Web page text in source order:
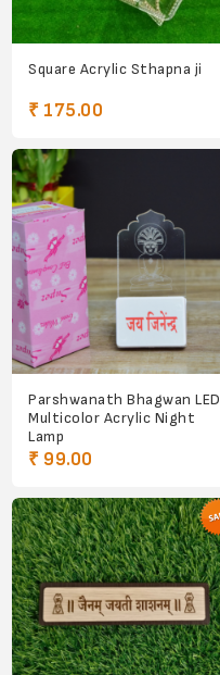
Square Acrylic Sthapna ji
₹ 175.00
Parshwanath Bhagwan LED
Multicolor Acrylic Night
Lamp
₹ 99.00